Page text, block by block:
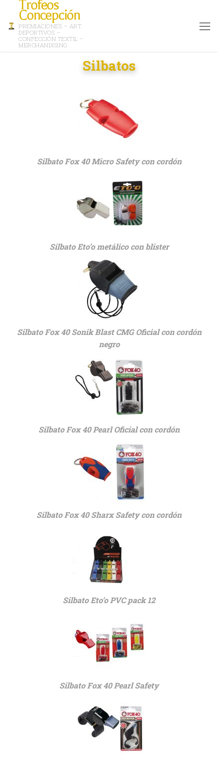
Trofeos
Concepción
PREMIACIONES – ART.
DEPORTIVOS –
CONFECCIÓN TEXTIL –
MERCHANDISING
Silbatos
Silbato Fox 40 Micro Safety con cordón
Silbato Eto’o metálico con blister
Silbato Fox 40 Sonik Blast CMG Oficial con cordón
negro
Silbato Fox 40 Pearl Oficial con cordón
Silbato Fox 40 Sharx Safety con cordón
Silbato Eto’o PVC pack 12
Silbato Fox 40 Pearl Safety